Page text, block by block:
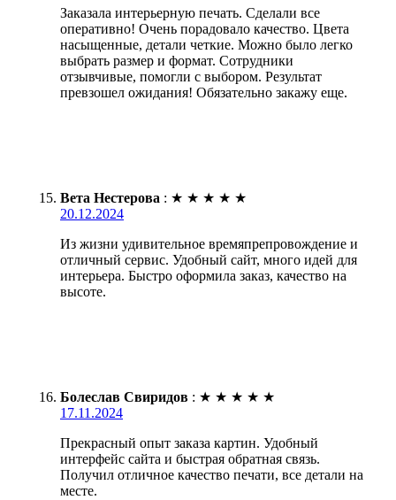
Заказала интерьерную печать. Сделали все
оперативно! Очень порадовало качество. Цвета
насыщенные, детали четкие. Можно было легко
выбрать размер и формат. Сотрудники
отзывчивые, помогли с выбором. Результат
превзошел ожидания! Обязательно закажу еще.
Вета Нестерова : ★ ★ ★ ★ ★
20.12.2024
Из жизни удивительное времяпрепровождение и
отличный сервис. Удобный сайт, много идей для
интерьера. Быстро оформила заказ, качество на
высоте.
Болеслав Свиридов : ★ ★ ★ ★ ★
17.11.2024
Прекрасный опыт заказа картин. Удобный
интерфейс сайта и быстрая обратная связь.
Получил отличное качество печати, все детали на
месте.